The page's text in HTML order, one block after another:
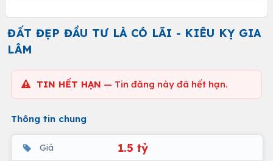
ĐẤT ĐẸP ĐẦU TƯ LÀ CÓ LÃI - KIÊU KỴ GIA
LÂM
TIN HẾT HẠN — Tin đăng này đã hết hạn.
Thông tin chung
Giá 1.5 tỷ